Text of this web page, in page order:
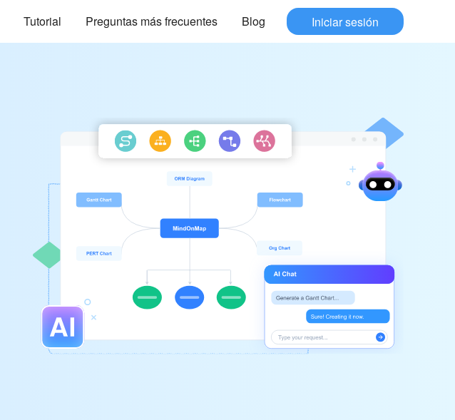
Tutorial Preguntas más frecuentes Blog Iniciar sesión